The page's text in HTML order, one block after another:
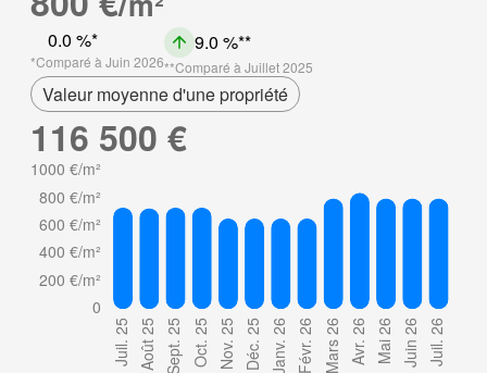
0.0 %
Comparé à Juin 2026
9.0 %
Comparé à Juillet 2025
Valeur moyenne d'une propriété
116 500 €